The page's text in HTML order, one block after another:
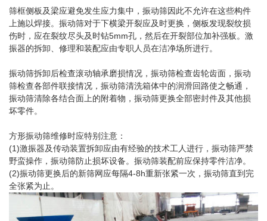
筛框侧板及梁应避免发生应力集中，振动筛因此不允许在这些构件
上施以焊接。振动筛对于下横梁开裂应及时更换，侧板发现裂纹损
伤时，应在裂纹尽头及时钻5mm孔，然后在开裂部位加补强板。激
振器的拆卸、修理和装配应由专职人员在洁净场所进行。
振动筛拆卸后检查滚动轴承磨损情况，振动筛检查齿轮齿面，振动
筛检查各部件联接情况，振动筛清洗箱体中的润滑回路使之畅通，
振动筛清除各结合面上的附着物，振动筛更换全部密封件及其他损
坏零件。
方形振动筛维修时应特别注意：
(1)激振器及传动装置拆卸应由有经验的技术工人进行，振动筛严禁
野蛮操作，振动筛防止损坏设备。振动筛装配前应保持零件洁净。
(2)振动筛更换后的新筛网应每隔4-8h重新张紧一次，振动筛直到完
全张紧为止。